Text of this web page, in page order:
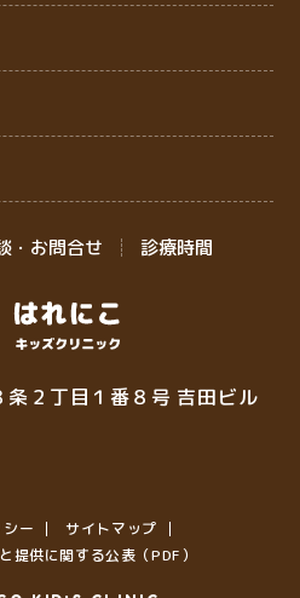
・お問合せ 診療時間
２丁目１番８号 吉田ビル
ー
サイトマップ
提供に関する公表（PDF）